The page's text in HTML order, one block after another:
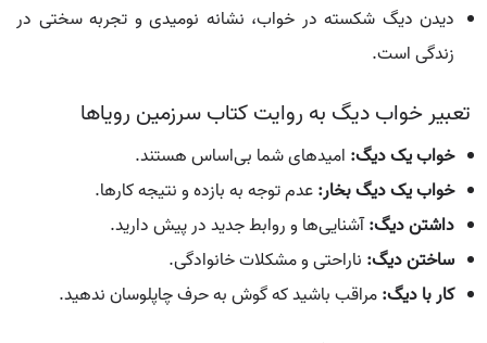
دیدن دیگ شکسته در خواب، نشانه نومیدی و تجربه سختی در
زندگی است.
تعبیر خواب دیگ به روایت کتاب سرزمین رویاها
خواب یک ديگ: امیدهای شما بی‌اساس هستند.
خواب یک ديگ بخار:عدم توجه به بازده و نتیجه کارها.
داشتن ديگ:آشنایی‌ها و روابط جدید در پیش دارید.
ساختن ديگ: ناراحتی و مشکلات خانوادگی.
کار با ديگ:مراقب باشید که گوش به حرف چاپلوسان ندهید.